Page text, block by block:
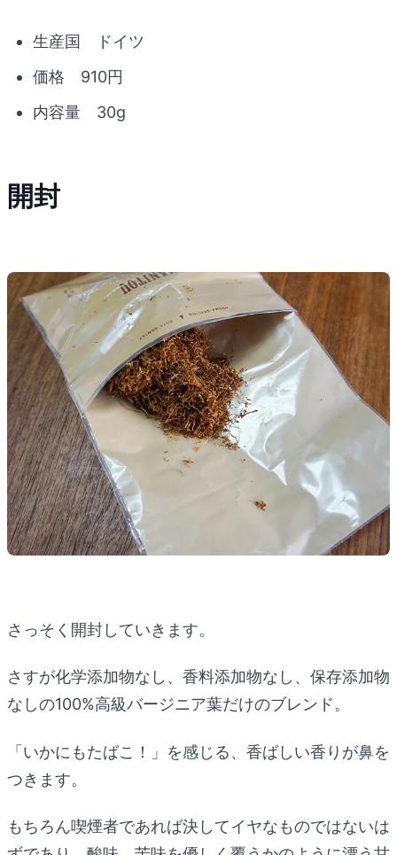
生産国 ドイツ
価格 910円
内容量 30g
開封
さっそく開封していきます。
さすが化学添加物なし、香料添加物なし、保存添加物
なしの100%高級バージニア葉だけのブレンド。
「いかにもたばこ！」を感じる、香ばしい香りが鼻を
つきます。
もちろん喫煙者であれば決してイヤなものではないは